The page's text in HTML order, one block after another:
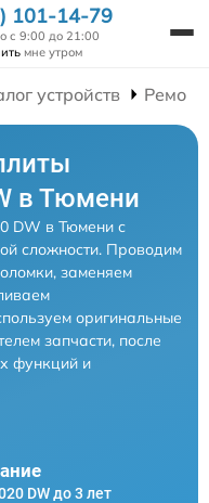
101-14-79
с 9:00 до 21:00
мне утром
устройств
в Тюмени
DW в Тюмени с
сложности. Проводим
заменяем
оригинальные
запчасти, после
функций и
DW до 3 лет